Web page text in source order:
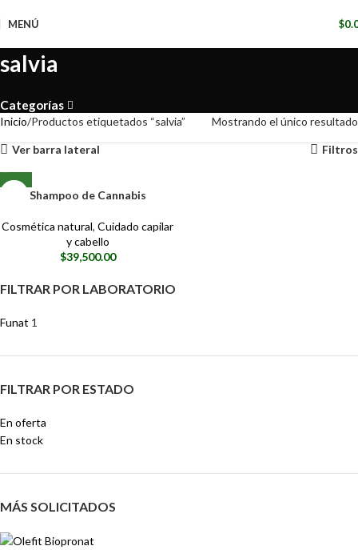
MENÚ $
salvia
Categorías
FILTRAR POR LABORATORIO
Funat 1
FILTRAR POR ESTADO
En oferta
En stock
MÁS SOLICITADOS
Inicio Productos etiquetados “salvia” Mostrando el único resultado
Ver barra lateral Filtros
Shampoo de Cannabis
Cosmética natural, Cuidado capilar
y cabello
$39,500.00